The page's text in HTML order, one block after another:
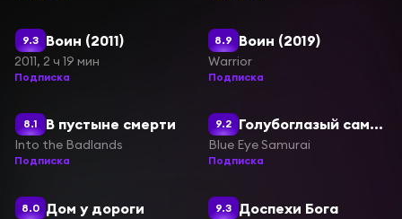
9.3 Воин (2011)
2011, 2 ч 19 мин
Подписка
8.9 Воин (2019)
Warrior
Подписка
8.1 В пустыне смерти
Into the Badlands
Подписка
9.2 Голубоглазый самурай
Blue Eye Samurai
Подписка
8.0 Дом у дороги 9.3 Доспехи Бога